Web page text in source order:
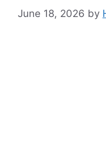
June 18, 2026 by